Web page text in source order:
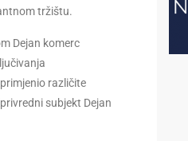
tržištu.
Dejan komerc
različite
subjekt Dejan